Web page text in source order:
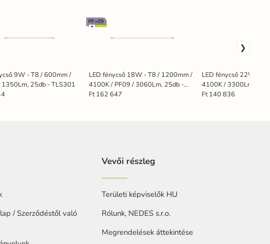
9W - T8 / 600mm /
25db - TLS301
LED fénycső 18W - T8 / 1200mm /
4100K / PF09 / 3060Lm, 25db -
TLS5229
PF>09
Ft 162 647
LED fénycső 22W -
4100K / 3300Lm,
Ft 140 836
/ Szerződéstől való
Vevői részleg
Területi képviselők HU
Rólunk, NEDES s.r.o.
Megrendelések áttekintése